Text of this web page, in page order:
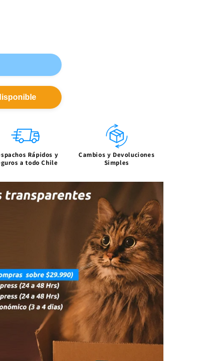
Rápidos y
a todo Chile
Cambios y Devoluciones
Simples